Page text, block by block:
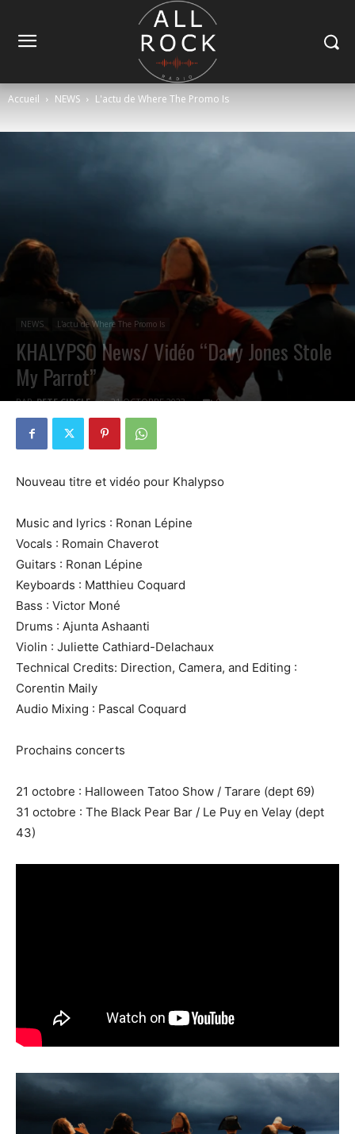
Accueil NEWS L'actu de Where The Promo Is
NEWS L'actu de Where The Promo Is
KHALYPSO News/ Vidéo “Davy Jones Stole
My Parrot”
PAR PETE CIRCLE 21 OCTOBRE 2023 0
Nouveau titre et vidéo pour Khalypso
Music and lyrics : Ronan Lépine
Vocals : Romain Chaverot
Guitars : Ronan Lépine
Keyboards : Matthieu Coquard
Bass : Victor Moné
Drums : Ajunta Ashaanti
Violin : Juliette Cathiard-Delachaux
Technical Credits: Direction, Camera, and Editing :
Corentin Maily
Audio Mixing : Pascal Coquard
Prochains concerts
21 octobre : Halloween Tatoo Show / Tarare (dept 69)
31 octobre : The Black Pear Bar / Le Puy en Velay (dept
43)